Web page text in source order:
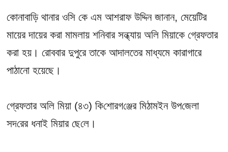
কোনাবা‌ড়ি থানার ওসি কে এম আশরাফ উ‌দ্দিন জানান, মেয়েটির
মায়ের দায়ের করা মামলায় শ‌নিবার সন্ধ্যায় অলি মিয়াকে গ্রেফতার
করা হয়। রোববার দুপুরে তাকে আদালতের মাধ্যমে কারাগারে
পাঠানো হয়েছে। ‌
‌গ্রেফতার অলি মিয়া (৪৩) কি‌শোরগ‌ঞ্জের মিঠামইন উপ‌জেলা
সদ‌রের ধনাই মিয়ার ছে‌লে।